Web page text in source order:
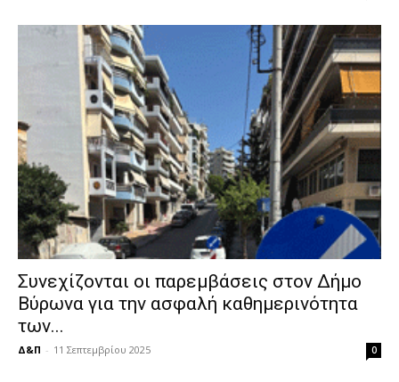
Συνεχίζονται οι παρεμβάσεις στον Δήμο
Βύρωνα για την ασφαλή καθημερινότητα
των...
Δ&Π - 11 Σεπτεμβρίου 2025 0